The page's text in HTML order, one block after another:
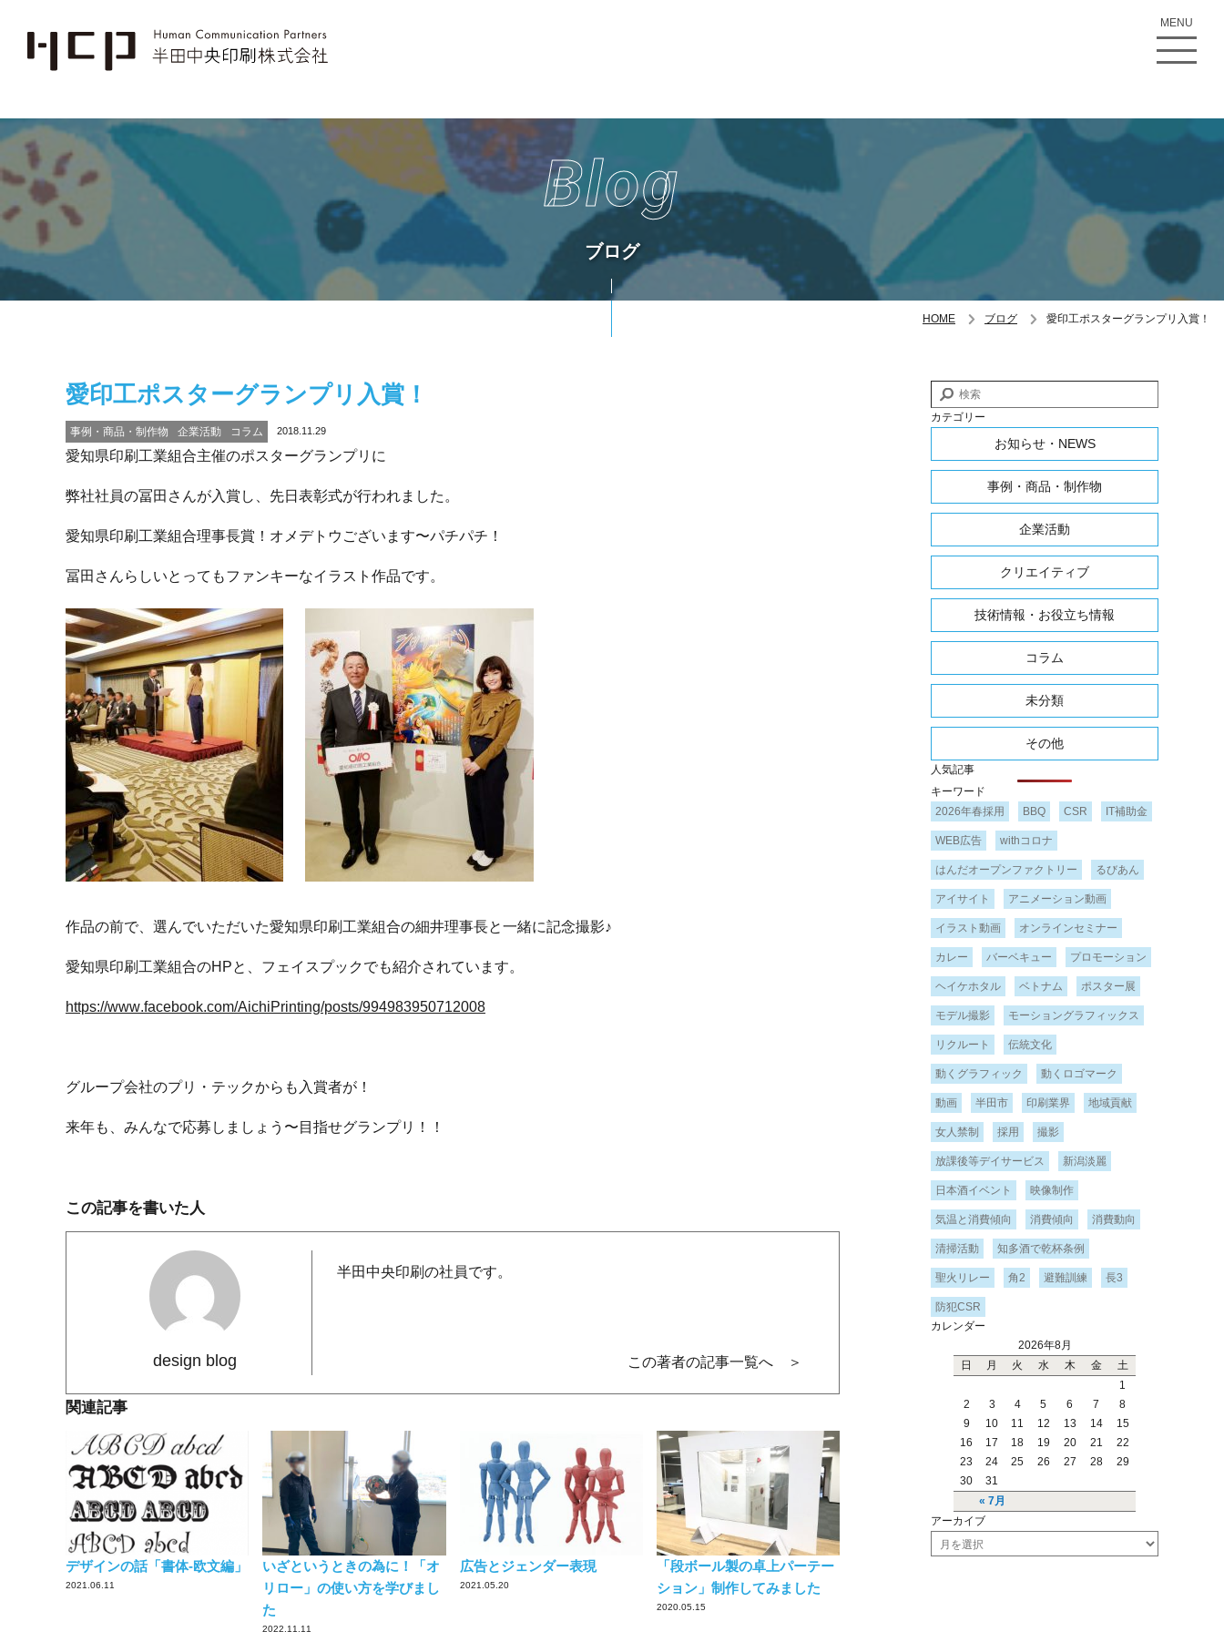
MENU
Blog
ブログ
HOME ブログ 愛印工ポスターグランプリ入賞！
愛印工ポスターグランプリ入賞！
事例・商品・制作物 企業活動 コラム 2018.11.29
愛知県印刷工業組合主催のポスターグランプリに
弊社社員の冨田さんが入賞し、先日表彰式が行われました。
愛知県印刷工業組合理事長賞！オメデトウございます〜パチパチ！
冨田さんらしいとってもファンキーなイラスト作品です。
作品の前で、選んでいただいた愛知県印刷工業組合の細井理事長と一緒に記念撮影♪
愛知県印刷工業組合のHPと、フェイスプックでも紹介されています。
https://www.facebook.com/AichiPrinting/posts/994983950712008
グループ会社のプリ・テックからも入賞者が！
来年も、みんなで応募しましょう〜目指せグランプリ！！
この記事を書いた人
design blog
半田中央印刷の社員です。
この著者の記事一覧へ ＞
関連記事
デザインの話「書体-欧文編」
2021.06.11
いざというときの為に！「オ
リロー」の使い方を学びまし
た
2022.11.11
広告とジェンダー表現
2021.05.20
「段ボール製の卓上パーテー
ション」制作してみました
2020.05.15
カテゴリー
お知らせ・NEWS
事例・商品・制作物
企業活動
クリエイティブ
技術情報・お役立ち情報
コラム
未分類
その他
人気記事
キーワード
2026年春採用
BBQ CSR IT補助金
WEB広告 withコロナ
はんだオープンファクトリー るびあん
アイサイト アニメーション動画
イラスト動画 オンラインセミナー
カレー バーベキュー プロモーション
ヘイケホタル ベトナム ポスター展
モデル撮影 モーショングラフィックス
リクルート 伝統文化
動くグラフィック 動くロゴマーク
動画 半田市 印刷業界 地域貢献
女人禁制 採用 撮影
放課後等デイサービス 新潟淡麗
日本酒イベント 映像制作
気温と消費傾向 消費傾向 消費動向
清掃活動 知多酒で乾杯条例
聖火リレー 角2 避難訓練 長3
防犯CSR
カレンダー
2026年8月
日
月 火 水 木 金 土
« 7月
1
2
3 4 5 6 7
8
9
10 11 12 13 14
15
16
17 18 19 20 21
22
23
24 25 26 27 28
29
30
31
アーカイブ
ー